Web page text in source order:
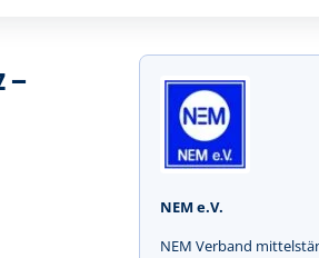
–
NEM e.V.
NEM Verband